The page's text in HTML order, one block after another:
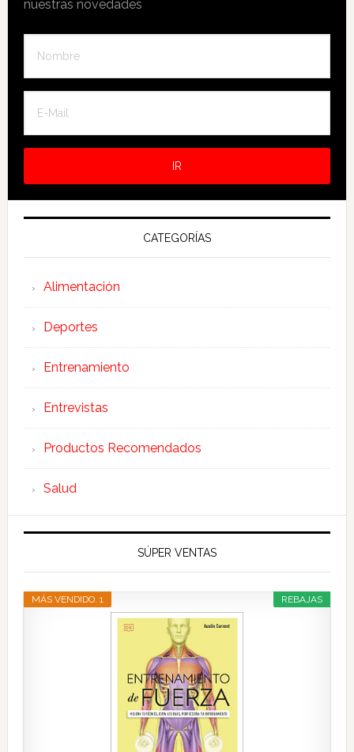
nuestras novedades
CATEGORÍAS
Alimentación
Deportes
Entrenamiento
Entrevistas
Productos Recomendados
Salud
SÚPER VENTAS
REBAJAS
MÁS VENDIDO. 1